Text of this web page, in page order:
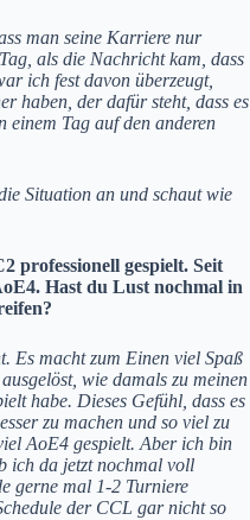
man seine Karriere nur
als die Nachricht kam, dass
ich fest davon überzeugt,
haben, der dafür steht, dass es
einem Tag auf den anderen
Situation an und schaut wie
professionell gespielt. Seit
Hast du Lust nochmal in
Es macht zum Einen viel Spaß
wie damals zu meinen
habe. Dieses Gefühl, dass es
zu machen und so viel zu
AoE4 gespielt. Aber ich bin
ich da jetzt nochmal voll
gerne mal 1-2 Turniere
der CCL gar nicht so